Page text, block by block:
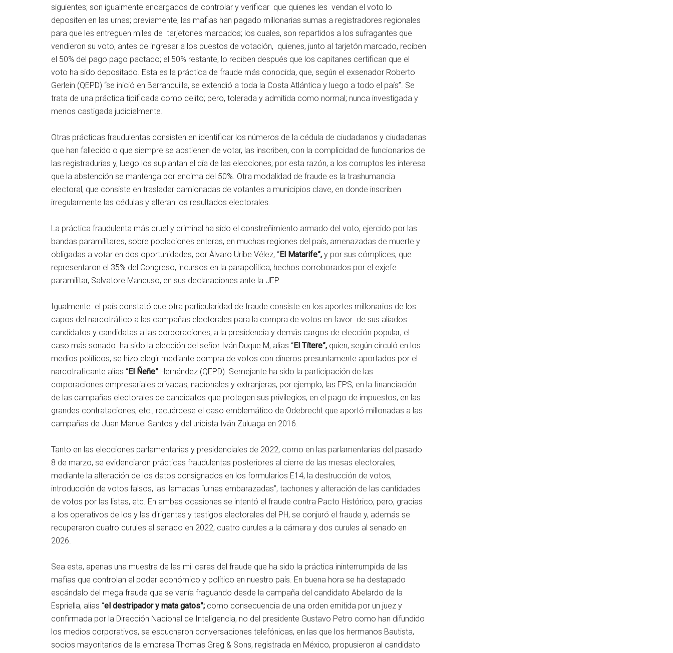
siguientes; son igualmente encargados de controlar y verificar que quienes les vendan el voto lo
depositen en las urnas; previamente, las mafias han pagado millonarias sumas a registradores regionales
para que les entreguen miles de tarjetones marcados; los cuales, son repartidos a los sufragantes que
vendieron su voto, antes de ingresar a los puestos de votación, quienes, junto al tarjetón marcado, reciben
el 50% del pago pago pactado; el 50% restante, lo reciben después que los capitanes certifican que el
voto ha sido depositado. Esta es la práctica de fraude más conocida, que, según el exsenador Roberto
Gerlein (QEPD) “se inició en Barranquilla, se extendió a toda la Costa Atlántica y luego a todo el país”. Se
trata de una práctica tipificada como delito; pero, tolerada y admitida como normal; nunca investigada y
menos castigada judicialmente.
Otras prácticas fraudulentas consisten en identificar los números de la cédula de ciudadanos y ciudadanas
que han fallecido o que siempre se abstienen de votar, las inscriben, con la complicidad de funcionarios de
las registradurías y, luego los suplantan el día de las elecciones; por esta razón, a los corruptos les interesa
que la abstención se mantenga por encima del 50%. Otra modalidad de fraude es la trashumancia
electoral, que consiste en trasladar camionadas de votantes a municipios clave, en donde inscriben
irregularmente las cédulas y alteran los resultados electorales.
La práctica fraudulenta más cruel y criminal ha sido el constreñimiento armado del voto, ejercido por las
bandas paramilitares, sobre poblaciones enteras, en muchas regiones del país, amenazadas de muerte y
obligadas a votar en dos oportunidades, por Álvaro Uribe Vélez, “El Matarife”, y por sus cómplices, que
representaron el 35% del Congreso, incursos en la parapolítica; hechos corroborados por el exjefe
paramilitar, Salvatore Mancuso, en sus declaraciones ante la JEP.
Igualmente. el país constató que otra particularidad de fraude consiste en los aportes millonarios de los
capos del narcotráfico a las campañas electorales para la compra de votos en favor de sus aliados
candidatos y candidatas a las corporaciones, a la presidencia y demás cargos de elección popular; el
caso más sonado ha sido la elección del señor Iván Duque M, alias “El Títere”, quien, según circuló en los
medios políticos, se hizo elegir mediante compra de votos con dineros presuntamente aportados por el
narcotraficante alias “El Ñeñe” Hernández (QEPD). Semejante ha sido la participación de las
corporaciones empresariales privadas, nacionales y extranjeras, por ejemplo, las EPS, en la financiación
de las campañas electorales de candidatos que protegen sus privilegios, en el pago de impuestos, en las
grandes contrataciones, etc., recuérdese el caso emblemático de Odebrecht que aportó millonadas a las
campañas de Juan Manuel Santos y del uribista Iván Zuluaga en 2016.
Tanto en las elecciones parlamentarias y presidenciales de 2022, como en las parlamentarias del pasado
8 de marzo, se evidenciaron prácticas fraudulentas posteriores al cierre de las mesas electorales,
mediante la alteración de los datos consignados en los formularios E14, la destrucción de votos,
introducción de votos falsos, las llamadas “urnas embarazadas”, tachones y alteración de las cantidades
de votos por las listas, etc. En ambas ocasiones se intentó el fraude contra Pacto Histórico; pero, gracias
a los operativos de los y las dirigentes y testigos electorales del PH, se conjuró el fraude y, además se
recuperaron cuatro curules al senado en 2022, cuatro curules a la cámara y dos curules al senado en
2026.
Sea esta, apenas una muestra de las mil caras del fraude que ha sido la práctica ininterrumpida de las
mafias que controlan el poder económico y político en nuestro país. En buena hora se ha destapado
escándalo del mega fraude que se venía fraguando desde la campaña del candidato Abelardo de la
Espriella, alias “el destripador y mata gatos”; como consecuencia de una orden emitida por un juez y
confirmada por la Dirección Nacional de Inteligencia, no del presidente Gustavo Petro como han difundido
los medios corporativos, se escucharon conversaciones telefónicas, en las que los hermanos Bautista,
socios mayoritarios de la empresa Thomas Greg & Sons, registrada en México, propusieron al candidato